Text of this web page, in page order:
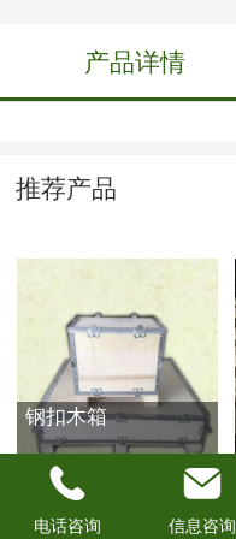
产品详情
推荐产品
钢扣木箱
电话咨询 信息咨询